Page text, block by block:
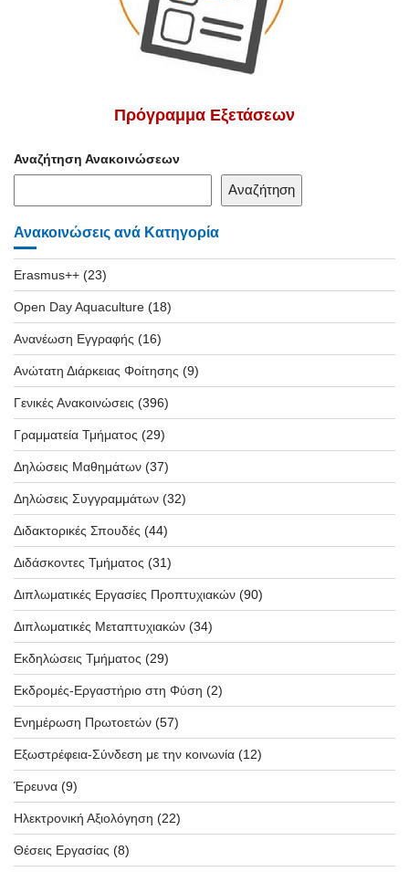
Πρόγραμμα Εξετάσεων
Αναζήτηση Ανακοινώσεων
Αναζήτηση
Ανακοινώσεις ανά Κατηγορία
Erasmus++ (23)
Open Day Aquaculture (18)
Ανανέωση Εγγραφής (16)
Ανώτατη Διάρκειας Φοίτησης (9)
Γενικές Ανακοινώσεις (396)
Γραμματεία Τμήματος (29)
Δηλώσεις Μαθημάτων (37)
Δηλώσεις Συγγραμμάτων (32)
Διδακτορικές Σπουδές (44)
Διδάσκοντες Τμήματος (31)
Διπλωματικές Εργασίες Προπτυχιακών (90)
Διπλωματικές Μεταπτυχιακών (34)
Εκδηλώσεις Τμήματος (29)
Εκδρομές-Εργαστήριο στη Φύση (2)
Ενημέρωση Πρωτοετών (57)
Εξωστρέφεια-Σύνδεση με την κοινωνία (12)
Έρευνα (9)
Ηλεκτρονική Αξιολόγηση (22)
Θέσεις Εργασίας (8)